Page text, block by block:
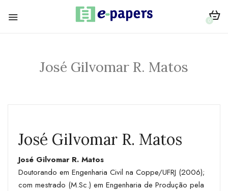
0
José Gilvomar R. Matos
José Gilvomar R. Matos
José Gilvomar R. Matos
Doutorando em Engenharia Civil na Coppe/UFRJ (2006);
com mestrado (M.Sc.) em Engenharia de Produção pela